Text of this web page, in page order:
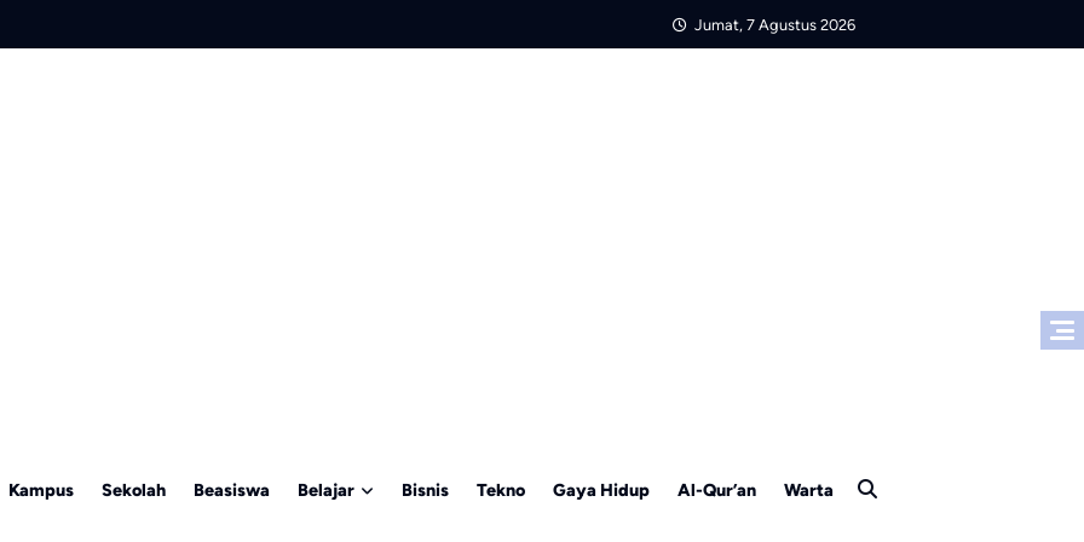
Jumat, 7 Agustus 2026
Kampus Sekolah Beasiswa Belajar Bisnis Tekno Gaya Hidup Al-Qur’an Warta